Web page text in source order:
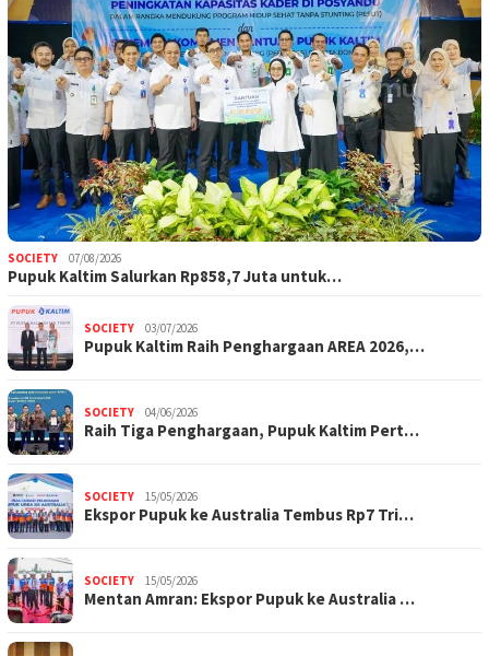
SOCIETY 07/08/2026
Pupuk Kaltim Salurkan Rp858,7 Juta untuk…
SOCIETY 03/07/2026
Pupuk Kaltim Raih Penghargaan AREA 2026,…
SOCIETY 04/06/2026
Raih Tiga Penghargaan, Pupuk Kaltim Pert…
SOCIETY 15/05/2026
Ekspor Pupuk ke Australia Tembus Rp7 Tri…
SOCIETY 15/05/2026
Mentan Amran: Ekspor Pupuk ke Australia …